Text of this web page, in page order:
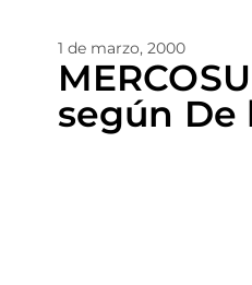
1 de marzo, 2000
según De